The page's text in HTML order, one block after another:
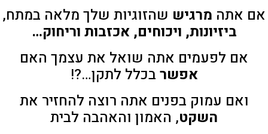
אם אתה מרגיש שהזוגיות שלך מלאה במתח,
ביזיונות, ויכוחים, אכזבות וריחוק…
אם לפעמים אתה שואל את עצמך האם
אפשר בכלל לתקן…?!
ואם עמוק בפנים אתה רוצה להחזיר את
השקט, האמון והאהבה לבית